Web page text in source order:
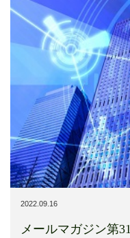
2022.09.16
メールマガジン第